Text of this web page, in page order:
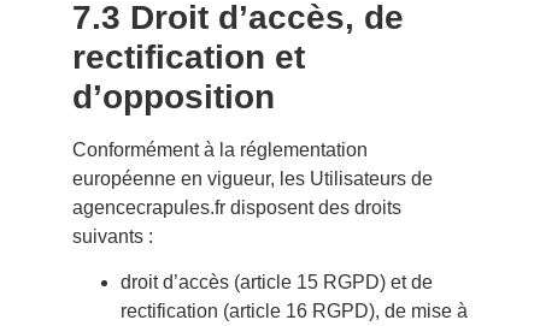
7.3 Droit d’accès, de
rectification et
d’opposition
Conformément à la réglementation
européenne en vigueur, les Utilisateurs de
agencecrapules.fr disposent des droits
suivants :
droit d’accès (article 15 RGPD) et de
rectification (article 16 RGPD), de mise à